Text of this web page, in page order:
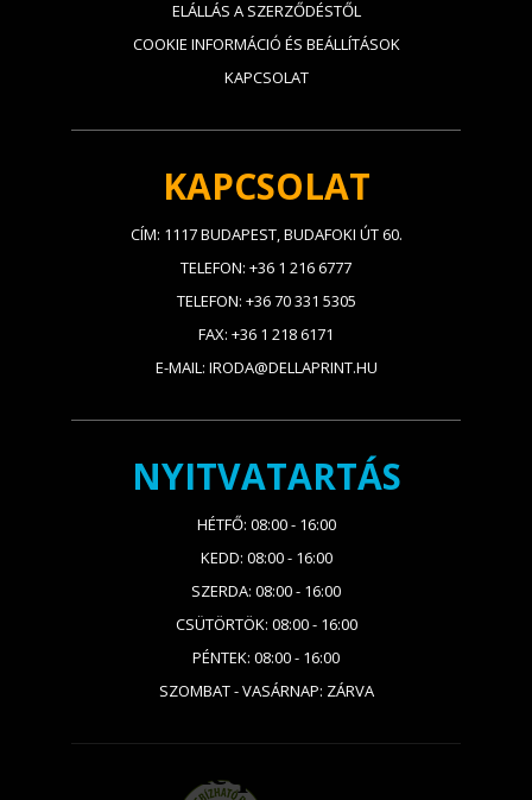
ELÁLLÁS A SZERZŐDÉSTŐL
COOKIE INFORMÁCIÓ ÉS BEÁLLÍTÁSOK
KAPCSOLAT
KAPCSOLAT
CÍM: 1117 BUDAPEST, BUDAFOKI ÚT 60.
TELEFON: +36 1 216 6777
TELEFON: +36 70 331 5305
FAX: +36 1 218 6171
E-MAIL: IRODA@DELLAPRINT.HU
NYITVATARTÁS
HÉTFŐ: 08:00 - 16:00
KEDD: 08:00 - 16:00
SZERDA: 08:00 - 16:00
CSÜTÖRTÖK: 08:00 - 16:00
PÉNTEK: 08:00 - 16:00
SZOMBAT - VASÁRNAP: ZÁRVA